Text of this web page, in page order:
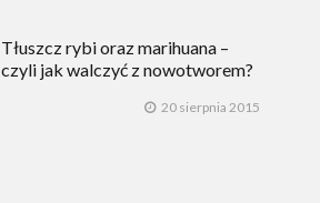
Tłuszcz rybi oraz marihuana –
czyli jak walczyć z nowotworem?
20 sierpnia 2015